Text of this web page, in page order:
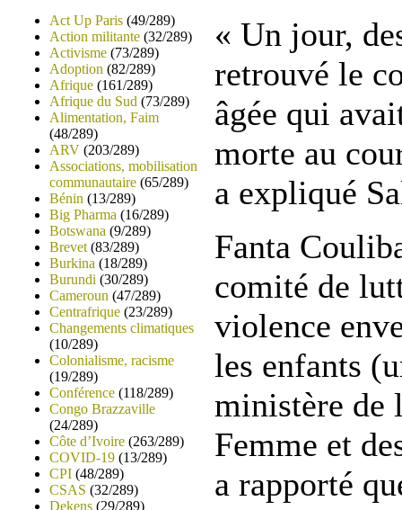
Act Up Paris (49/289)
Action militante (32/289)
Activisme (73/289)
Adoption (82/289)
Afrique (161/289)
Afrique du Sud (73/289)
Alimentation, Faim
(48/289)
ARV (203/289)
Associations, mobilisation
communautaire (65/289)
Bénin (13/289)
Big Pharma (16/289)
Botswana (9/289)
Brevet (83/289)
Burkina (18/289)
Burundi (30/289)
Cameroun (47/289)
Centrafrique (23/289)
Changements climatiques
(10/289)
Colonialisme, racisme
(19/289)
Conférence (118/289)
Congo Brazzaville
(24/289)
Côte d’Ivoire (263/289)
COVID-19 (13/289)
CPI (48/289)
CSAS (32/289)
Dekens (29/289)
« Un jour,
retrouvé le
âgée qui
morte au
a expliqué
Fanta
comité de
violence
les enfants
ministère de
Femme et
a rapporté